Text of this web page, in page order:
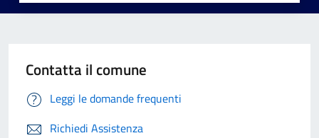
Contatta il comune
Leggi le domande frequenti
Richiedi Assistenza